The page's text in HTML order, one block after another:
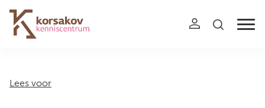
Navigation
Lees voor